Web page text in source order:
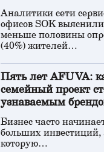
Аналитики сети
офисов SOK
меньше половины
(40%) жителей…
Пять лет AFUVA:
семейный проект
узнаваемым
Бизнес часто
больших инвестиций,
которую…